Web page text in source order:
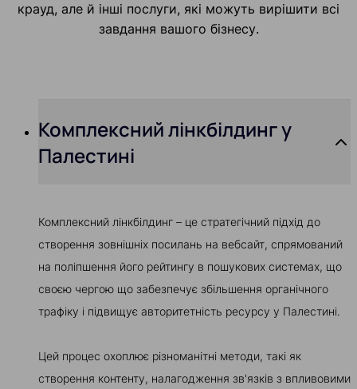
крауд, але й інші послуги, які можуть вирішити всі
завдання вашого бізнесу.
Комплексний лінкбілдинг у
Палестині
Комплексний лінкбілдинг – це стратегічний підхід до
створення зовнішніх посилань на вебсайт, спрямований
на поліпшення його рейтингу в пошукових системах, що
своєю чергою що забезпечує збільшення органічного
трафіку і підвищує авторитетність ресурсу у Палестині.
Цей процес охоплює різноманітні методи, такі як
створення контенту, налагодження зв'язків з впливовими